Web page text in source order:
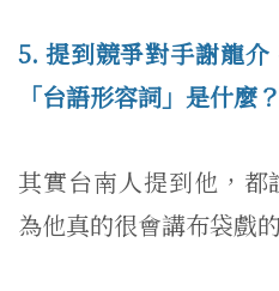
5. 提到競爭對手謝龍
「台語形容詞」是什麼？
其實台南人提到他，
為他真的很會講布袋戲